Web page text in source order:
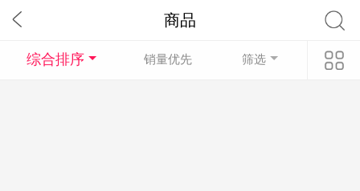
商品
综合排序 销量优先 筛选